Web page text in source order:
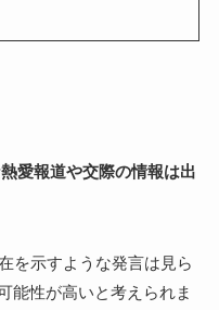
愛報道や交際の情報は出
を示すような発言は見ら
能性が高いと考えられま